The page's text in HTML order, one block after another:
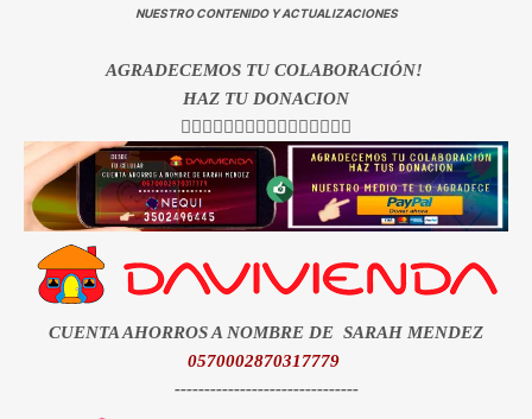
NUESTRO CONTENIDO Y ACTUALIZACIONES
AGRADECEMOS TU COLABORACIÓN!
HAZ TU DONACION
👇🏻👇🏻👇🏻👇🏻👇🏻👇🏻👇🏻👇🏻
CUENTA AHORROS A NOMBRE DE SARAH MENDEZ
0570002870317779
-------------------------------